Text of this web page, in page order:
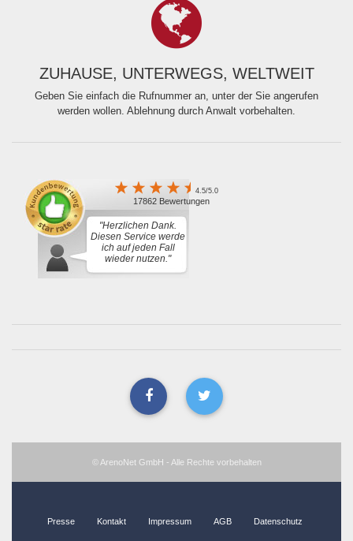
ZUHAUSE, UNTERWEGS, WELTWEIT
Geben Sie einfach die Rufnummer an, unter der Sie angerufen
werden wollen. Ablehnung durch Anwalt vorbehalten.
4.5/5.0
17862 Bewertungen
"Herzlichen Dank.
Diesen Service werde
ich auf jeden Fall
wieder nutzen."
© ArenoNet GmbH - Alle Rechte vorbehalten
Presse Kontakt Impressum AGB Datenschutz